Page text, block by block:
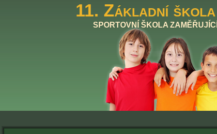
11. Základní
SPORTOVNÍ ŠKOLA